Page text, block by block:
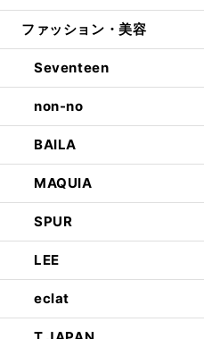
ファッション・美容
Seventeen
non-no
BAILA
MAQUIA
SPUR
LEE
eclat